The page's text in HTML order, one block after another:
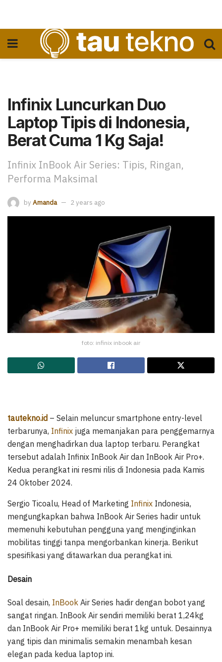
Infinix Luncurkan Duo
Laptop Tipis di Indonesia,
Berat Cuma 1 Kg Saja!
Infinix InBook Air Series: Tipis, Ringan,
Performa Maksimal
by Amanda 2 years ago
foto: infinix inbook air
tautekno.id – Selain meluncur smartphone entry-level
terbarunya, Infinix juga memanjakan para penggemarnya
dengan menghadirkan dua laptop terbaru. Perangkat
tersebut adalah Infinix InBook Air dan InBook Air Pro+.
Kedua perangkat ini resmi rilis di Indonesia pada Kamis
24 Oktober 2024.
Sergio Ticoalu, Head of Marketing Infinix Indonesia,
mengungkapkan bahwa InBook Air Series hadir untuk
memenuhi kebutuhan pengguna yang menginginkan
mobilitas tinggi tanpa mengorbankan kinerja. Berikut
spesifikasi yang ditawarkan dua perangkat ini.
Desain
Soal desain, InBook Air Series hadir dengan bobot yang
sangat ringan. InBook Air sendiri memiliki berat 1,24kg
dan InBook Air Pro+ memiliki berat 1kg untuk. Desainnya
yang tipis dan minimalis semakin menambah kesan
elegan pada kedua laptop ini.